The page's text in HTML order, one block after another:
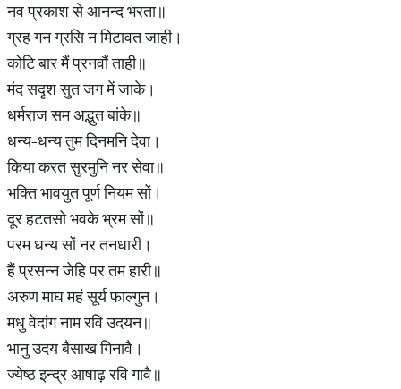
नव प्रकाश से आनन्द भरता॥
ग्रह गन ग्रसि न मिटावत जाही।
कोटि बार मैं प्रनवौं ताही॥
मंद सदृश सुत जग में जाके।
धर्मराज सम अद्भुत बांके॥
धन्य-धन्य तुम दिनमनि देवा।
किया करत सुरमुनि नर सेवा॥
भक्ति भावयुत पूर्ण नियम सों।
दूर हटतसो भवके भ्रम सों॥
परम धन्य सों नर तनधारी।
हैं प्रसन्न जेहि पर तम हारी॥
अरुण माघ महं सूर्य फाल्गुन।
मधु वेदांग नाम रवि उदयन॥
भानु उदय बैसाख गिनावै।
ज्येष्ठ इन्द्र आषाढ़ रवि गावै॥